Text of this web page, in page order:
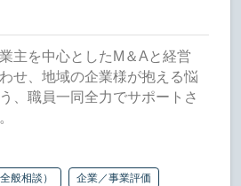
主を中心としたM＆Aと経営
せ、地域の企業様が抱える悩
、職員一同全力でサポートさ
般相談）
企業／事業評価